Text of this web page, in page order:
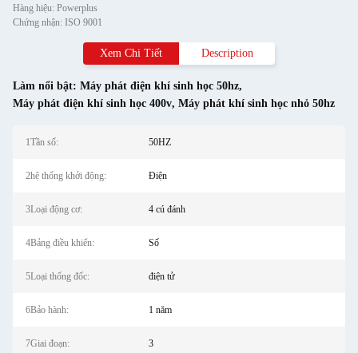
Hàng hiệu: Powerplus
Chứng nhận: ISO 9001
Xem Chi Tiết Description
Làm nổi bật: Máy phát điện khí sinh học 50hz,
Máy phát điện khí sinh học 400v, Máy phát khí sinh học nhỏ 50hz
1Tần số: 50HZ
2hệ thống khởi động: Điện
3Loại động cơ: 4 cú đánh
4Bảng điều khiển: Số
5Loại thống đốc: điện tử
6Bảo hành: 1 năm
7Giai đoạn: 3